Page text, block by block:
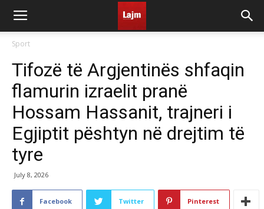
Sport
Tifozë të Argjentinës shfaqin
flamurin izraelit pranë
Hossam Hassanit, trajneri i
Egjiptit pështyn në drejtim të
tyre
July 8, 2026
Facebook Twitter Pinterest